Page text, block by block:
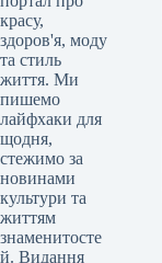
красу,
здоров'я, моду
та стиль
життя. Ми
пишемо
лайфхаки для
щодня,
стежимо за
новинами
культури та
життям
знаменитосте
й. Видання